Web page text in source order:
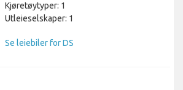
Kjøretøytyper: 1
Utleieselskaper: 1
Se leiebiler for DS